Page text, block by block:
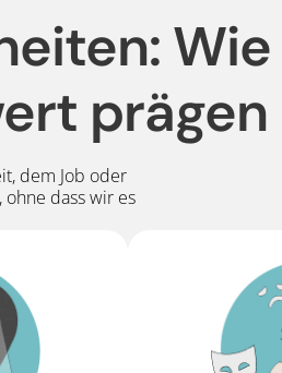
Wie
prägen
dem Job oder
dass wir es